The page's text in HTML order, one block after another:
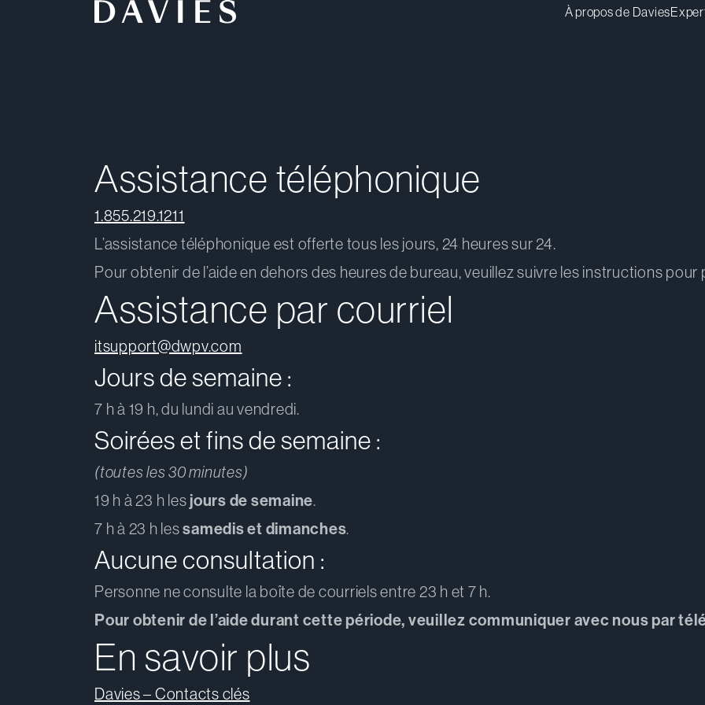
À propos de Davies
Assistance téléphonique
1.855.219.1211
L’assistance téléphonique est offerte tous les jours, 24 heures sur 24.
Pour obtenir de l’aide en dehors des heures de bureau, veuillez suivre les instructions
Assistance par courriel
itsupport@dwpv.com
Jours de semaine :
7 h à 19 h, du lundi au vendredi.
Soirées et fins de semaine :
(toutes les 30 minutes)
19 h à 23 h les jours de semaine.
7 h à 23 h lessamedis et dimanches.
Aucune consultation :
Personne ne consulte la boîte de courriels entre 23 h et 7 h.
Pour obtenir de l’aide durant cette période, veuillez communiquer avec nous par
En savoir plus
Davies – Contacts clés